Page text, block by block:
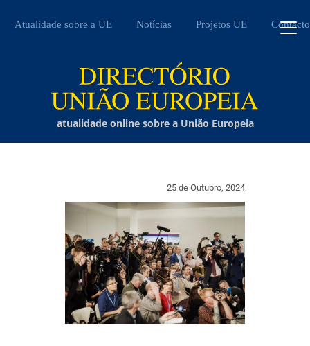
Atualidade sobre a UE Notícias Projetos UE Contacto
atualidade online sobre a União Europeia
25 de Outubro, 2024